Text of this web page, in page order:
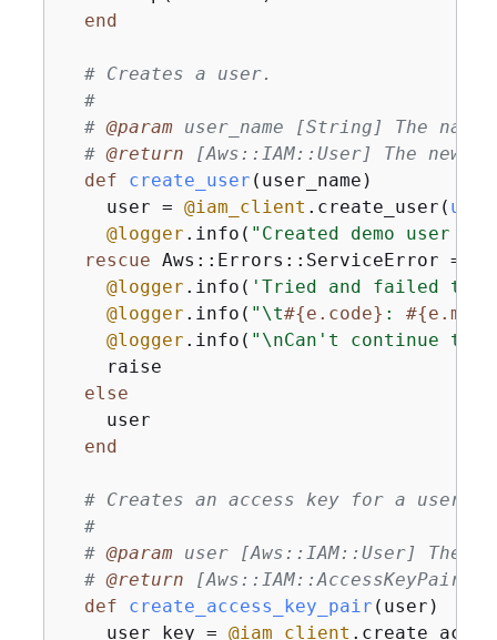
end
# Creates a user.
#
# @param user_name [String] The
# @return [Aws::IAM::User] The
def
create_user (user_name)
    user =
@iam_client .create_user(
@logger .info( "Created demo user
rescue Aws::Errors::ServiceError => e
@logger .info( 'Tried and failed to
@logger .info( "\t#{e.code} : #{
@logger .info( "\nCan't continue the
    raise
else
    user
end
# Creates an access key for a user.
#
# @param user [Aws::IAM::User] The
# @return [Aws::IAM::AccessKeyPair]
def
create_access_key_pair (user)
    user_key =
@iam_client